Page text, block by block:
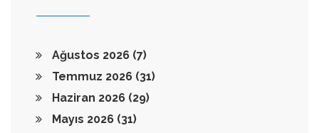
Ağustos 2026 (7)
Temmuz 2026 (31)
Haziran 2026 (29)
Mayıs 2026 (31)